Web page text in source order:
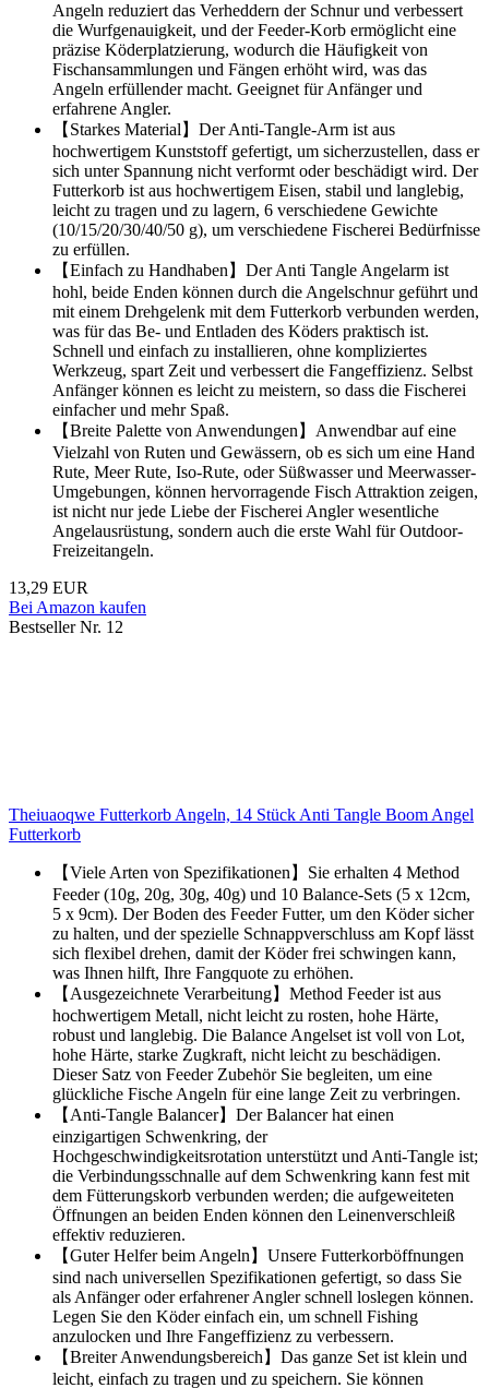
Angeln reduziert das Verheddern der Schnur und verbessert
die Wurfgenauigkeit, und der Feeder-Korb ermöglicht eine
präzise Köderplatzierung, wodurch die Häufigkeit von
Fischansammlungen und Fängen erhöht wird, was das
Angeln erfüllender macht. Geeignet für Anfänger und
erfahrene Angler.
【Starkes Material】Der Anti-Tangle-Arm ist aus
hochwertigem Kunststoff gefertigt, um sicherzustellen, dass er
sich unter Spannung nicht verformt oder beschädigt wird. Der
Futterkorb ist aus hochwertigem Eisen, stabil und langlebig,
leicht zu tragen und zu lagern, 6 verschiedene Gewichte
(10/15/20/30/40/50 g), um verschiedene Fischerei Bedürfnisse
zu erfüllen.
【Einfach zu Handhaben】Der Anti Tangle Angelarm ist
hohl, beide Enden können durch die Angelschnur geführt und
mit einem Drehgelenk mit dem Futterkorb verbunden werden,
was für das Be- und Entladen des Köders praktisch ist.
Schnell und einfach zu installieren, ohne kompliziertes
Werkzeug, spart Zeit und verbessert die Fangeffizienz. Selbst
Anfänger können es leicht zu meistern, so dass die Fischerei
einfacher und mehr Spaß.
【Breite Palette von Anwendungen】Anwendbar auf eine
Vielzahl von Ruten und Gewässern, ob es sich um eine Hand
Rute, Meer Rute, Iso-Rute, oder Süßwasser und Meerwasser-
Umgebungen, können hervorragende Fisch Attraktion zeigen,
ist nicht nur jede Liebe der Fischerei Angler wesentliche
Angelausrüstung, sondern auch die erste Wahl für Outdoor-
Freizeitangeln.
13,29 EUR
Bei Amazon kaufen
Bestseller Nr. 12
Theiuaoqwe Futterkorb Angeln, 14 Stück Anti Tangle Boom Angel
Futterkorb
【Viele Arten von Spezifikationen】Sie erhalten 4 Method
Feeder (10g, 20g, 30g, 40g) und 10 Balance-Sets (5 x 12cm,
5 x 9cm). Der Boden des Feeder Futter, um den Köder sicher
zu halten, und der spezielle Schnappverschluss am Kopf lässt
sich flexibel drehen, damit der Köder frei schwingen kann,
was Ihnen hilft, Ihre Fangquote zu erhöhen.
【Ausgezeichnete Verarbeitung】Method Feeder ist aus
hochwertigem Metall, nicht leicht zu rosten, hohe Härte,
robust und langlebig. Die Balance Angelset ist voll von Lot,
hohe Härte, starke Zugkraft, nicht leicht zu beschädigen.
Dieser Satz von Feeder Zubehör Sie begleiten, um eine
glückliche Fische Angeln für eine lange Zeit zu verbringen.
【Anti-Tangle Balancer】Der Balancer hat einen
einzigartigen Schwenkring, der
Hochgeschwindigkeitsrotation unterstützt und Anti-Tangle ist;
die Verbindungsschnalle auf dem Schwenkring kann fest mit
dem Fütterungskorb verbunden werden; die aufgeweiteten
Öffnungen an beiden Enden können den Leinenverschleiß
effektiv reduzieren.
【Guter Helfer beim Angeln】Unsere Futterkorböffnungen
sind nach universellen Spezifikationen gefertigt, so dass Sie
als Anfänger oder erfahrener Angler schnell loslegen können.
Legen Sie den Köder einfach ein, um schnell Fishing
anzulocken und Ihre Fangeffizienz zu verbessern.
【Breiter Anwendungsbereich】Das ganze Set ist klein und
leicht, einfach zu tragen und zu speichern. Sie können